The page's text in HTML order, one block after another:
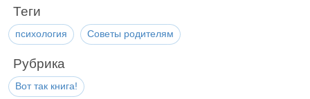
Теги
психология Советы родителям
Рубрика
Вот так книга!